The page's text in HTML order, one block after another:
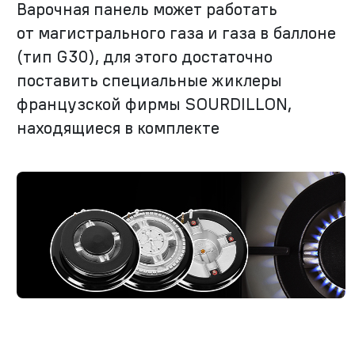
Варочная панель может работать
от магистрального газа и газа в баллоне
(тип G30), для этого достаточно
поставить специальные жиклеры
французской фирмы SOURDILLON,
находящиеся в комплекте